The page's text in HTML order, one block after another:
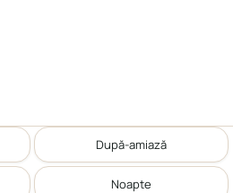
După-amiază
Noapte